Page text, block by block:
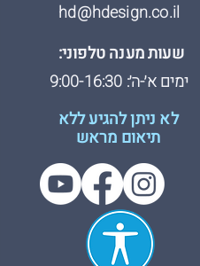
hd@hdesign.co.il
שעות מענה טלפוני:
ימים א׳-ה׳: 9:00-16:30
לא ניתן להגיע ללא
תיאום מראש